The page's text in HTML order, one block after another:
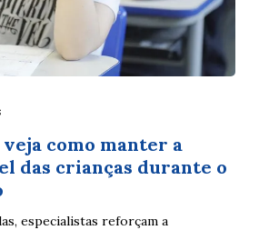
veja como manter a
das crianças durante o
especialistas reforçam a